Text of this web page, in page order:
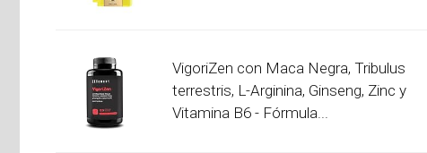
VigoriZen con Maca Negra, Tribulus
terrestris, L-Arginina, Ginseng, Zinc y
Vitamina B6 - Fórmula...